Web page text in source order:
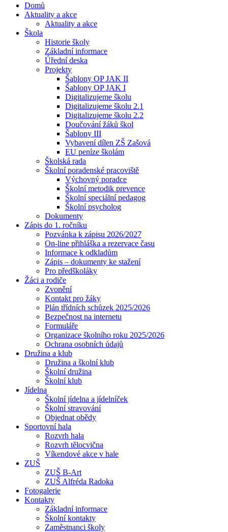
Domů
Aktuality a akce
Aktuality a akce
Škola
Historie školy
Základní informace
Úřední deska
Projekty
Šablony OP JAK II
Šablony OP JAK I
Digitalizujeme školu
Digitalizujeme školu 2.1
Digitalizujeme školu 2.2
Doučování žáků škol
Šablony III
Vybavení dílen ZŠ Zašová
EU peníze školám
Školská rada
Školní poradenské pracoviště
Výchovný poradce
Školní metodik prevence
Školní speciální pedagog
Školní psycholog
Dokumenty
Zápis do 1. ročníku
Pozvánka k zápisu 2026/2027
On-line přihláška a rezervace času
Informace k odkladům
Zápis – dokumenty ke stažení
Pro předškoláky
Žáci a rodiče
Zvonění
Kontakt pro žáky
Plán třídních schůzek 2025/2026
Bezpečnost na internetu
Formuláře
Organizace školního roku 2025/2026
Ochrana osobních údajů
Družina a klub
Družina a školní klub
Školní družina
Školní klub
Jídelna
Školní jídelna a jídelníček
Školní stravování
Objednat obědy
Sportovní hala
Rozvrh hala
Rozvrh tělocvična
Víkendové akce v hale
ZUŠ
ZUŠ B-Art
ZUŠ Alfréda Radoka
Fotogalerie
Kontakty
Základní informace
Školní kontakty
Zaměstnanci školy